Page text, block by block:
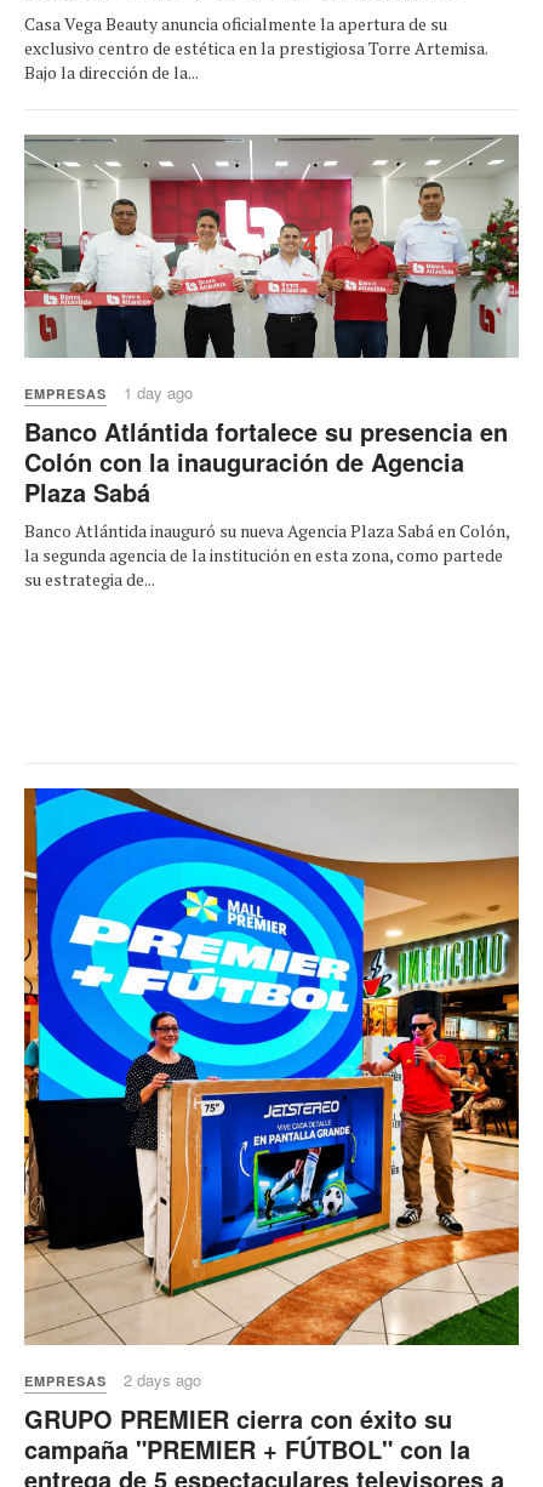
Casa Vega Beauty anuncia oficialmente la apertura de su
exclusivo centro de estética en la prestigiosa Torre Artemisa.
Bajo la dirección de la...
EMPRESAS 1 day ago
Banco Atlántida fortalece su presencia en
Colón con la inauguración de Agencia
Plaza Sabá
Banco Atlántida inauguró su nueva Agencia Plaza Sabá en Colón,
la segunda agencia de la institución en esta zona, como partede
su estrategia de...
EMPRESAS 2 days ago
GRUPO PREMIER cierra con éxito su
campaña "PREMIER + FÚTBOL" con la
entrega de 5 espectaculares televisores a